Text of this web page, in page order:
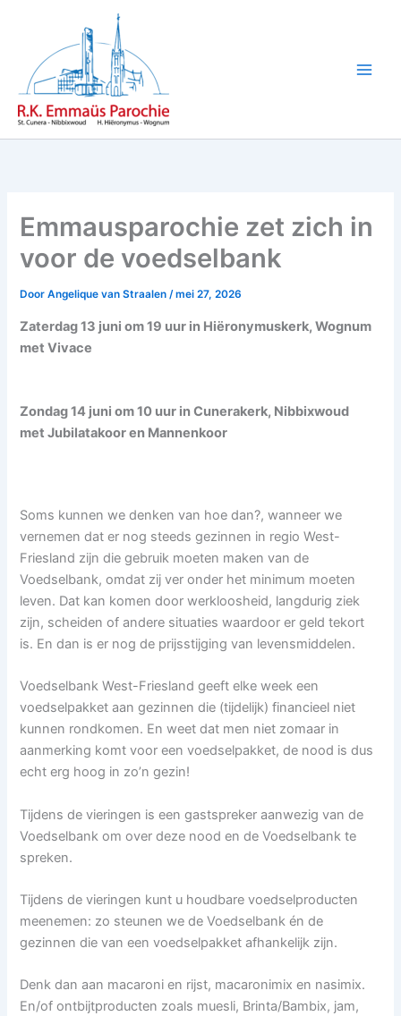
inhoud
Emmausparochie zet zich in
voor de voedselbank
DoorAngelique van Straalen/mei 27, 2026
Zaterdag 13 juni om 19 uur in Hiëronymuskerk, Wognum
met Vivace
Zondag 14 juni om 10 uur in Cunerakerk, Nibbixwoud
met Jubilatakoor en Mannenkoor
Soms kunnen we denken van hoe dan?, wanneer we
vernemen dat er nog steeds gezinnen in regio West-
Friesland zijn die gebruik moeten maken van de
Voedselbank, omdat zij ver onder het minimum moeten
leven. Dat kan komen door werkloosheid, langdurig ziek
zijn, scheiden of andere situaties waardoor er geld tekort
is. En dan is er nog de prijsstijging van levensmiddelen.
Voedselbank West-Friesland geeft elke week een
voedselpakket aan gezinnen die (tijdelijk) financieel niet
kunnen rondkomen. En weet dat men niet zomaar in
aanmerking komt voor een voedselpakket, de nood is dus
echt erg hoog in zo’n gezin!
Tijdens de vieringen is een gastspreker aanwezig van de
Voedselbank om over deze nood en de Voedselbank te
spreken.
Tijdens de vieringen kunt u houdbare voedselproducten
meenemen: zo steunen we de Voedselbank én de
gezinnen die van een voedselpakket afhankelijk zijn.
Denk dan aan macaroni en rijst, macaronimix en nasimix.
En/of ontbijtproducten zoals muesli, Brinta/Bambix, jam,